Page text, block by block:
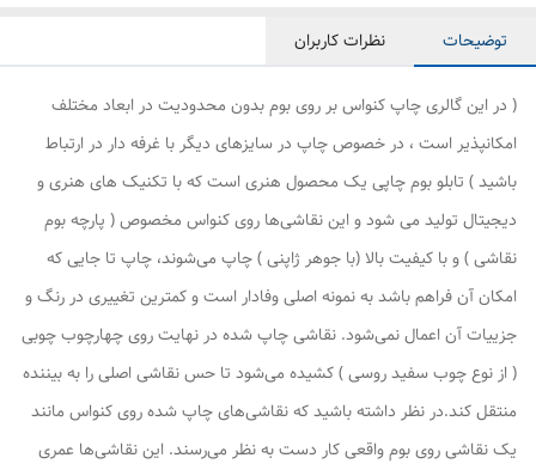
توضیحات نظرات کاربران
( در این گالری چاپ کنواس بر روی بوم بدون محدودیت در ابعاد مختلف
امکانپذیر است ، در خصوص چاپ در سایزهای دیگر با غرفه دار در ارتباط
باشید ) تابلو بوم چاپی یک محصول هنری است که با تکنیک های هنری و
دیجیتال تولید می شود و این نقاشی‌ها روی کنواس مخصوص ( پارچه بوم
نقاشی ) و با کیفیت بالا (با جوهر ژاپنی ) چاپ می‌شوند، چاپ تا جایی که
امکان آن فراهم باشد به نمونه اصلی وفادار است و کمترین تغییری در رنگ و
جزییات آن اعمال نمی‌شود. نقاشی چاپ شده در نهایت روی چهارچوب چوبی
( از نوع چوب سفید روسی ) کشیده می‌شود تا حس نقاشی اصلی را به بیننده
منتقل کند.در نظر داشته باشید که نقاشی‌های چاپ شده روی کنواس مانند
یک نقاشی روی بوم واقعی کار دست به نظر می‌رسند. این نقاشی‌ها عمری